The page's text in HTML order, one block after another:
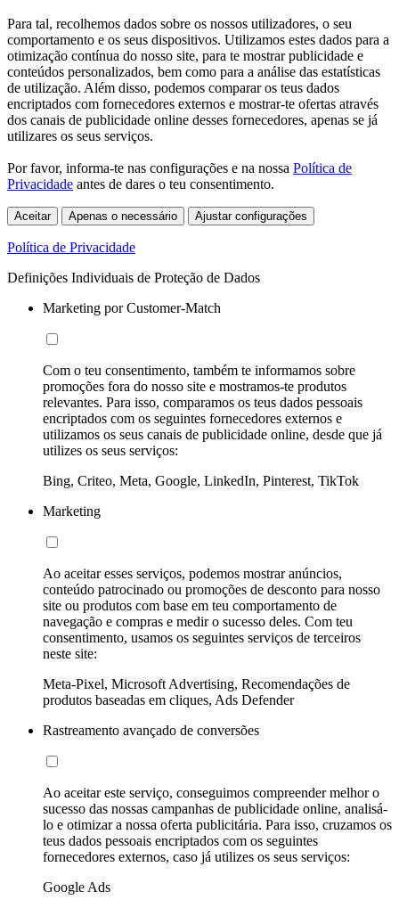
Para tal, recolhemos dados sobre os nossos utilizadores, o seu
comportamento e os seus dispositivos. Utilizamos estes dados para a
otimização contínua do nosso site, para te mostrar publicidade e
conteúdos personalizados, bem como para a análise das estatísticas
de utilização. Além disso, podemos comparar os teus dados
encriptados com fornecedores externos e mostrar-te ofertas através
dos canais de publicidade online desses fornecedores, apenas se já
utilizares os seus serviços.
Por favor, informa-te nas configurações e na nossa Política de
Privacidade antes de dares o teu consentimento.
Aceitar Apenas o necessário Ajustar configurações
Política de Privacidade
Definições Individuais de Proteção de Dados
Marketing por Customer-Match
Com o teu consentimento, também te informamos sobre
promoções fora do nosso site e mostramos-te produtos
relevantes. Para isso, comparamos os teus dados pessoais
encriptados com os seguintes fornecedores externos e
utilizamos os seus canais de publicidade online, desde que já
utilizes os seus serviços:
Bing, Criteo, Meta, Google, LinkedIn, Pinterest, TikTok
Marketing
Ao aceitar esses serviços, podemos mostrar anúncios,
conteúdo patrocinado ou promoções de desconto para nosso
site ou produtos com base em teu comportamento de
navegação e compras e medir o sucesso deles. Com teu
consentimento, usamos os seguintes serviços de terceiros
neste site:
Meta-Pixel, Microsoft Advertising, Recomendações de
produtos baseadas em cliques, Ads Defender
Rastreamento avançado de conversões
Ao aceitar este serviço, conseguimos compreender melhor o
sucesso das nossas campanhas de publicidade online, analisá-
lo e otimizar a nossa oferta publicitária. Para isso, cruzamos os
teus dados pessoais encriptados com os seguintes
fornecedores externos, caso já utilizes os seus serviços:
Google Ads